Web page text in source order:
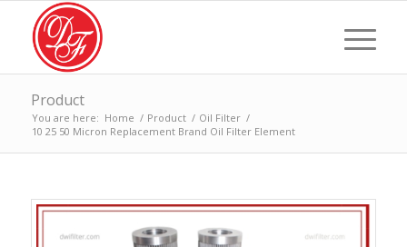
Product
You are here: Home / Product / Oil Filter /
10 25 50 Micron Replacement Brand Oil Filter Element